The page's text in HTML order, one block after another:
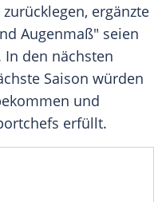
ergänzte
Augenmaß" seien
den nächsten
Saison würden
und
erfüllt.